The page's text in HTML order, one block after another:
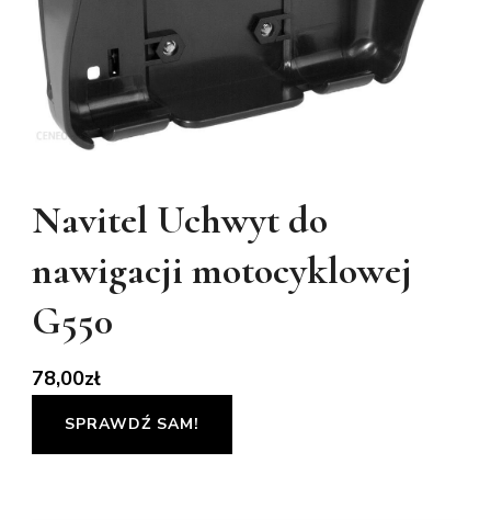
Navitel Uchwyt do
nawigacji motocyklowej
G550
78,00zł
SPRAWDŹ SAM!